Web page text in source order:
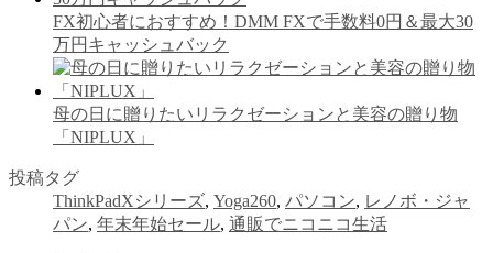
FX初心者におすすめ！DMM FXで手数料0円＆最大30
万円キャッシュバック
母の日に贈りたいリラクゼーションと美容の贈り物
「NIPLUX」
投稿タグ
ThinkPadXシリーズ, Yoga260, パソコン, レノボ・ジャ
パン, 年末年始セール, 通販でニコニコ生活